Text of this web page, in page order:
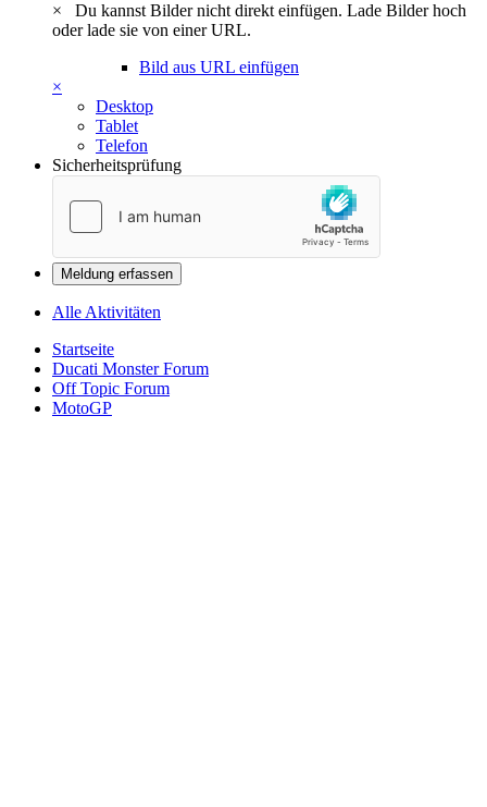
×
Du kannst Bilder nicht direkt einfügen. Lade Bilder hoch
oder lade sie von einer URL.
Bild aus URL einfügen
×
Desktop
Tablet
Telefon
Sicherheitsprüfung
Meldung erfassen
Alle Aktivitäten
Startseite
Ducati Monster Forum
Off Topic Forum
MotoGP